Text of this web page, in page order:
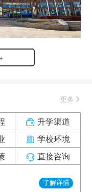
更多
升学渠道
学校环境
直接咨询
了解详情